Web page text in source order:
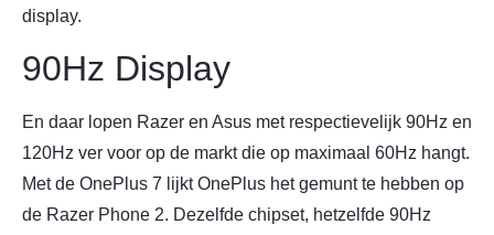
display.
90Hz Display
En daar lopen Razer en Asus met respectievelijk 90Hz en
120Hz ver voor op de markt die op maximaal 60Hz hangt.
Met de OnePlus 7 lijkt OnePlus het gemunt te hebben op
de Razer Phone 2. Dezelfde chipset, hetzelfde 90Hz